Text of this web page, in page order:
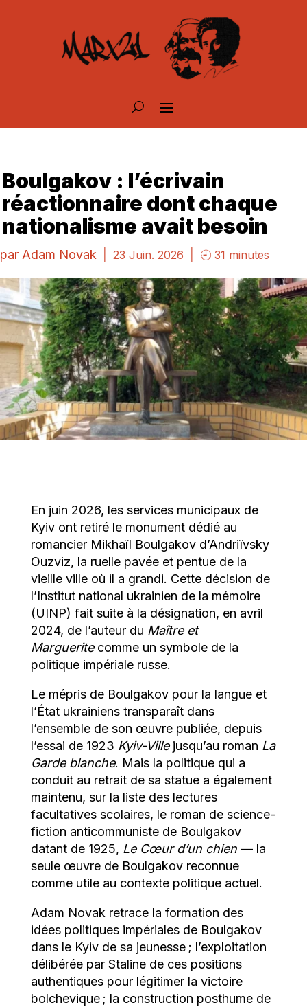
Boulgakov : l’écrivain
réactionnaire dont chaque
nationalisme avait besoin
par Adam Novak 23 Juin. 2026 🕘 31 minutes
En juin 2026, les services municipaux de
Kyiv ont retiré le monument dédié au
romancier Mikhaïl Boulgakov d’Andriïvsky
Ouzviz, la ruelle pavée et pentue de la
vieille ville où il a grandi. Cette décision de
l’Institut national ukrainien de la mémoire
(UINP) fait suite à la désignation, en avril
2024, de l’auteur du Maître et
Margueritecomme un symbole de la
politique impériale russe.
Le mépris de Boulgakov pour la langue et
l’État ukrainiens transparaît dans
l’ensemble de son œuvre publiée, depuis
l’essai de 1923 Kyiv-Villejusqu’au roman La
Garde blanche. Mais la politique qui a
conduit au retrait de sa statue a également
maintenu, sur la liste des lectures
facultatives scolaires, le roman de science-
fiction anticommuniste de Boulgakov
datant de 1925, Le Cœur d’un chien— la
seule œuvre de Boulgakov reconnue
comme utile au contexte politique actuel.
Adam Novak retrace la formation des
idées politiques impériales de Boulgakov
dans le Kyiv de sa jeunesse ; l’exploitation
délibérée par Staline de ces positions
authentiques pour légitimer la victoire
bolchevique ; la construction posthume de